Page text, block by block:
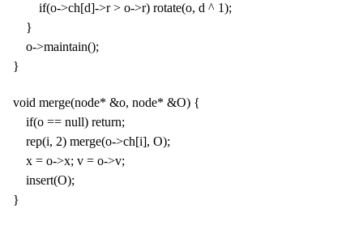
if(o->ch[d]->r > o->r) rotate(o, d ^ 1);
}
o->maintain();
}
void merge(node* &o, node* &O) {
if(o == null) return;
rep(i, 2) merge(o->ch[i], O);
x = o->x; v = o->v;
insert(O);
}